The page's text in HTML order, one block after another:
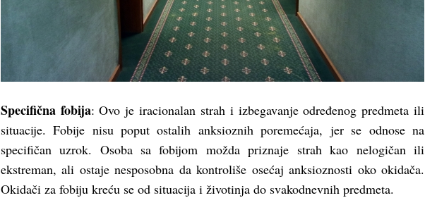
Specifična fobija: Ovo je iracionalan strah i izbegavanje određenog predmeta ili
situacije. Fobije nisu poput ostalih anksioznih poremećaja, jer se odnose na
specifičan uzrok. Osoba sa fobijom možda priznaje strah kao nelogičan ili
ekstreman, ali ostaje nesposobna da kontroliše osećaj anksioznosti oko okidača.
Okidači za fobiju kreću se od situacija i životinja do svakodnevnih predmeta.